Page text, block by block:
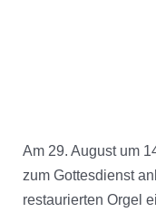
Am 29. August um
zum Gottesdienst
restaurierten Orgel